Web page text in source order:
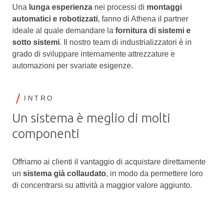
Una lunga esperienza nei processi di montaggi
automatici e robotizzati, fanno di Athena il partner
ideale al quale demandare la fornitura di sistemi e
sotto sistemi. Il nostro team di industrializzatori è in
grado di sviluppare internamente attrezzature e
automazioni per svariate esigenze.
INTRO
Un sistema è meglio di molti
componenti
Offriamo ai clienti il vantaggio di acquistare direttamente
un sistema già collaudato, in modo da permettere loro
di concentrarsi su attività a maggior valore aggiunto.